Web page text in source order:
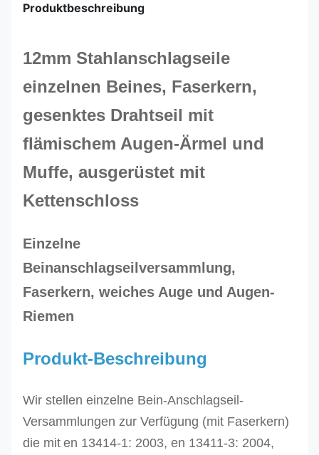
Produktbeschreibung
12mm Stahlanschlagseile
einzelnen Beines, Faserkern,
gesenktes Drahtseil mit
flämischem Augen-Ärmel und
Muffe, ausgerüstet mit
Kettenschloss
Einzelne
Beinanschlagseilversammlung,
Faserkern, weiches Auge und Augen-
Riemen
Produkt-Beschreibung
Wir stellen einzelne Bein-Anschlagseil-
Versammlungen zur Verfügung (mit Faserkern)
die mit en 13414-1: 2003, en 13411-3: 2004,